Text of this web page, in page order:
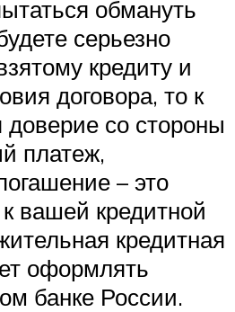
обмануть
серьезно
кредиту и
договора, то к
со стороны
платеж,
– это
вашей кредитной
кредитная
оформлять
банке России.